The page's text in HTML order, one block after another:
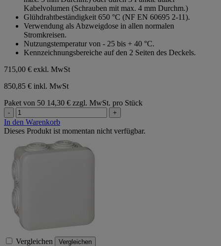
Kabelvolumen (Schrauben mit max. 4 mm Durchm.)
Glühdrahtbeständigkeit 650 °C (NF EN 60695 2-11).
Verwendung als Abzweigdose in allen normalen
Stromkreisen.
Nutzungstemperatur von - 25 bis + 40 °C.
Kennzeichnungsbereiche auf den 2 Seiten des Deckels.
715,00 € exkl. MwSt
850,85 € inkl. MwSt
Paket von 50 14,30 € zzgl. MwSt. pro Stück
- +
In den Warenkorb
Dieses Produkt ist momentan nicht verfügbar.
Vergleichen Vergleichen